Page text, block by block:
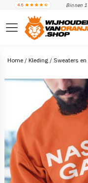
Binnen
Home / Kleding / Sweaters en